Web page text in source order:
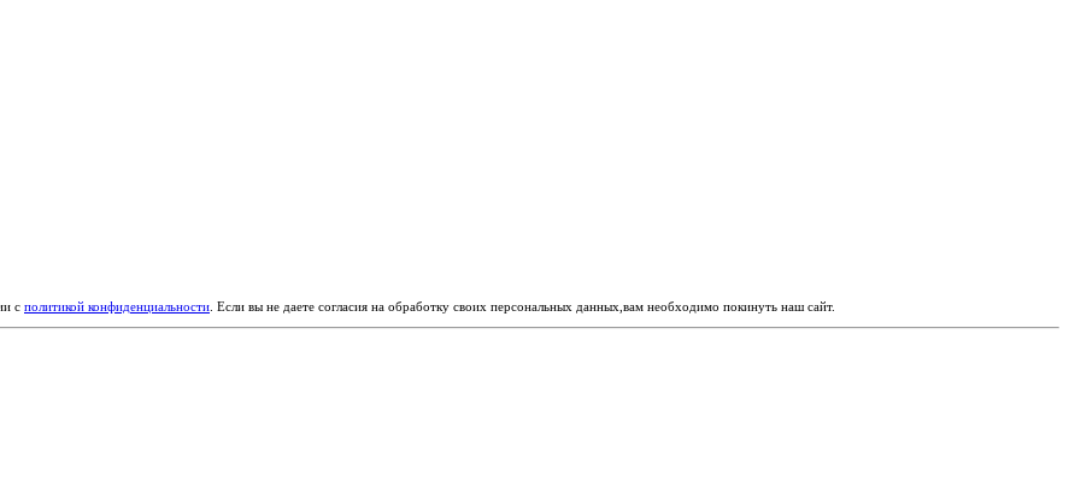
с политикой конфиденциальности . Если вы не даете согласия на обработку своих персональных данных,вам необходимо покинуть наш сайт.